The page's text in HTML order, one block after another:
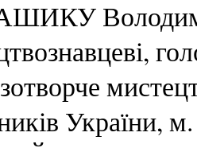
України,